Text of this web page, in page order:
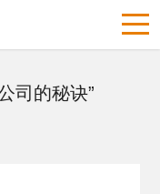
司的秘诀”